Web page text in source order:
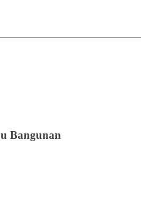
Bangunan